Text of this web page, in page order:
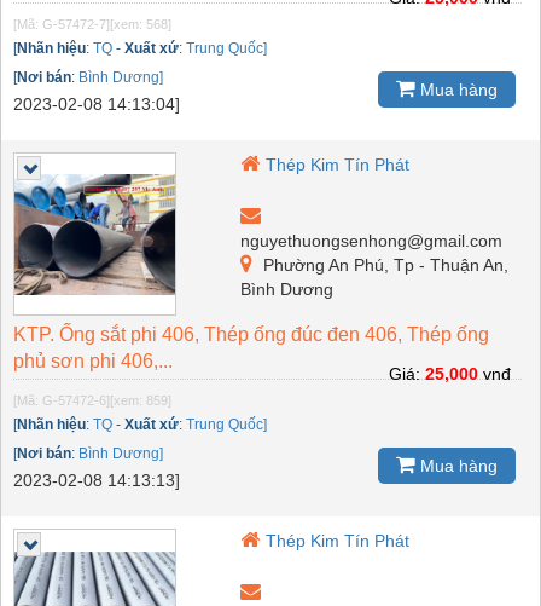
[Mã: G-57472-7] [xem: 568]
[Nhãn hiệu: TQ - Xuất xứ: Trung Quốc]
[Nơi bán: Bình Dương]
2023-02-08 14:13:04]
Mua hàng
Thép Kim Tín Phát
nguyethuongsenhong@gmail.com
Phường An Phú, Tp - Thuận An,
Bình Dương
KTP. Ống sắt phi 406, Thép ống đúc đen 406, Thép ống
phủ sơn phi 406,...
[Mã: G-57472-6] [xem: 859]
[Nhãn hiệu: TQ - Xuất xứ: Trung Quốc]
[Nơi bán: Bình Dương]
2023-02-08 14:13:13]
Giá:25,000vnđ
Mua hàng
Thép Kim Tín Phát